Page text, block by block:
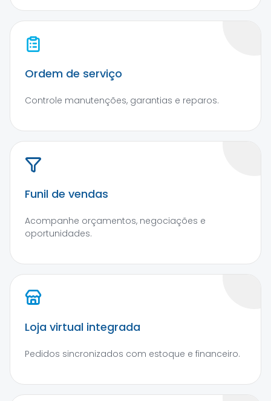
Ordem de serviço
Controle manutenções, garantias e reparos.
Funil de vendas
Acompanhe orçamentos, negociações e
oportunidades.
Loja virtual integrada
Pedidos sincronizados com estoque e financeiro.